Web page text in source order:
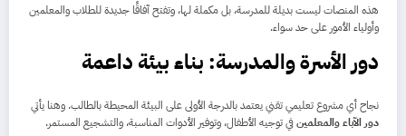
هذه المنصات ليست بديلة للمدرسة، بل مكملة لها، وتفتح آفاقًا جديدة للطلاب والمعلمين
وأولياء الأمور على حد سواء.
دور الأسرة والمدرسة: بناء بيئة داعمة
نجاح أي مشروع تعليمي تقني يعتمد بالدرجة الأولى على البيئة المحيطة بالطالب. وهنا يأتي
دور الآباء والمعلمينفي توجيه الأطفال، وتوفير الأدوات المناسبة، والتشجيع المستمر.